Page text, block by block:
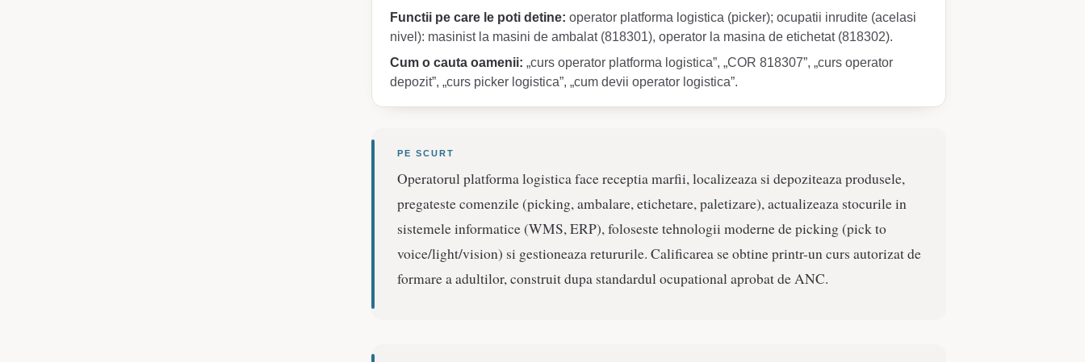
Functii pe care le poti detine: operator platforma logistica (picker); ocupatii inrudite (acelasi
nivel): masinist la masini de ambalat (818301), operator la masina de etichetat (818302).
Cum o cauta oamenii: „curs operator platforma logistica”, „COR 818307”, „curs operator
depozit”, „curs picker logistica”, „cum devii operator logistica”.
PE SCURT
Operatorul platforma logistica face receptia marfii, localizeaza si depoziteaza produsele,
pregateste comenzile (picking, ambalare, etichetare, paletizare), actualizeaza stocurile in
sistemele informatice (WMS, ERP), foloseste tehnologii moderne de picking (pick to
voice/light/vision) si gestioneaza retururile. Calificarea se obtine printr-un curs autorizat de
formare a adultilor, construit dupa standardul ocupational aprobat de ANC.